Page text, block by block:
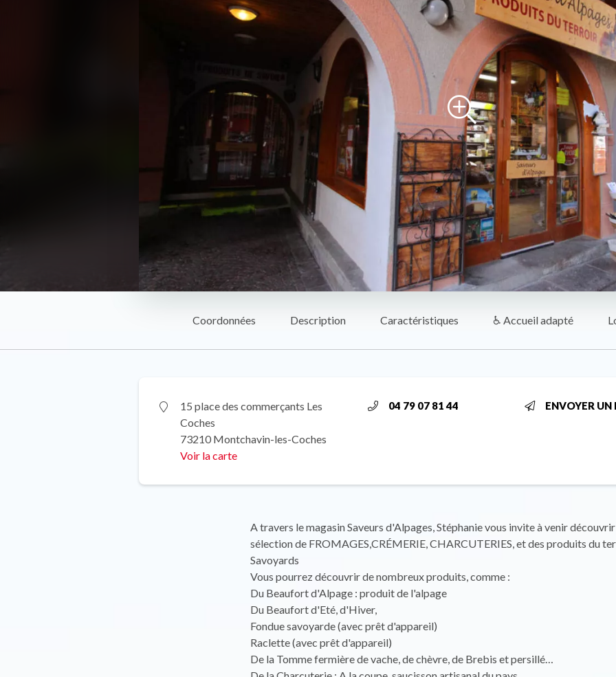
Coordonnées Description Caractéristiques ♿ Accueil adapté
15 place des commerçants Les
Coches
73210 Montchavin-les-Coches
Voir la carte
04 79 07 81 44 ENVOYER UN
A travers le magasin Saveurs d'Alpages, Stéphanie vous invite à venir
sélection de FROMAGES,CRÉMERIE, CHARCUTERIES, et des produits du
Savoyards
Vous pourrez découvrir de nombreux produits, comme :
Du Beaufort d'Alpage : produit de l'alpage
Du Beaufort d'Eté, d'Hiver,
Fondue savoyarde (avec prêt d'appareil)
Raclette (avec prêt d'appareil)
De la Tomme fermière de vache, de chèvre, de Brebis et persillé…